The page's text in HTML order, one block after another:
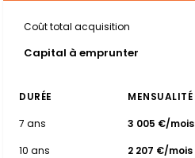
Coût total acquisition
Capital à emprunter
DURÉE MENSUALITÉ
7 ans
3 005 €/mois
10 ans
2 207 €/mois